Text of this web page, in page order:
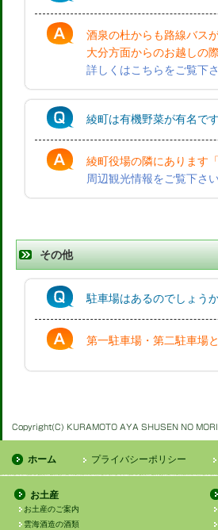
酒泉の杜からも路線バス
大分方面からのお越しの
詳しくはこちらをご覧下
綾町は有機野菜が有名で
綾町役場の隣にあります
周辺観光情報をご覧下さ
その他
駐車場はあるのでしょう
第一駐車場・第二駐車場
ホーム プライバシーポリシー
お土産
お土産のご案内
雲海酒造の酒類